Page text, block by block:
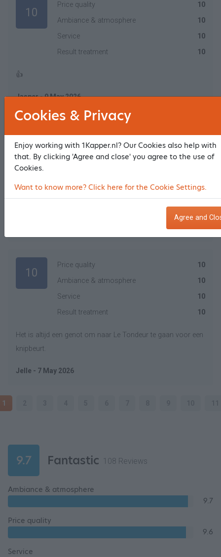
10
Price quality
10
Ambiance & atmosphere
10
Service
10
Result treatment
10
👍
Jasper - 9 May 2026
10
Price quality
10
Ambiance & atmosphere
10
10
Price quality
10
Ambiance & atmosphere
10
Service
10
Result treatment
10
Het is altijd een genot om naar Le Tondeur te gaan voor een
knipbeurt.
Jelle - 7 May 2026
1
9.7 Fantastic 108 Reviews
Ambiance & atmosphere
9.7
Price quality
9.6
Service
Cookies & Privacy
Enjoy working with 1Kapper.nl? Our Cookies also help with
that. By clicking 'Agree and close' you agree to the use of
Cookies.
Want to know more? Click here for the Cookie Settings.
Agree and